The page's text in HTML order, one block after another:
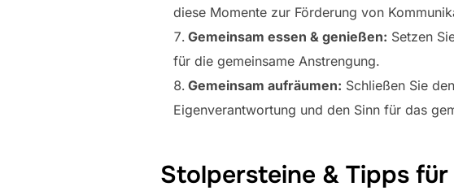
diese Momente zur Förderung von
Gemeinsam essen & genießen: Setzen
für die gemeinsame Anstrengung.
Gemeinsam aufräumen: Schließen Sie
Eigenverantwortung und den Sinn für das
Stolpersteine & Tipps